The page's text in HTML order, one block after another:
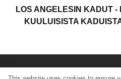
LOS ANGELESIN KADUT -
KUULUISISTA